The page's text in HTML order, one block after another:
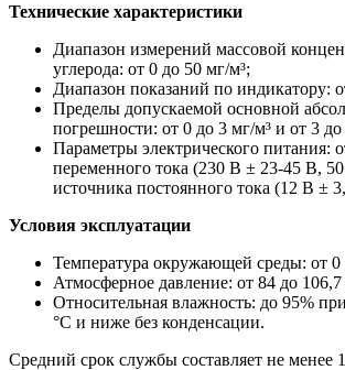
Технические характеристики
Диапазон измерений массовой
углерода: от 0 до 50 мг/м³;
Диапазон показаний по индикатору:
Пределы допускаемой основной
погрешности: от 0 до 3 мг/м³ и от 3 до
Параметры электрического питания:
переменного тока (230 В ± 23-45 В,
источника постоянного тока (12 В ±
Условия эксплуатации
Температура окружающей среды: от 0
Атмосферное давление: от 84 до
Относительная влажность: до 95%
°C и ниже без конденсации.
Средний срок службы составляет не менее